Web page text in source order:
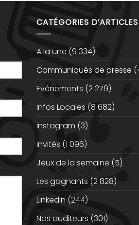
CATÉGORIES D’ARTICLES
A la une (9 334)
Communiqués de presse
Evénements (2 279)
Infos Locales (8 682)
instagram (3)
Invités (1 096)
Jeux de la semaine (5)
Les gagnants (2 828)
Linkedin (244)
Nos auditeurs (301)